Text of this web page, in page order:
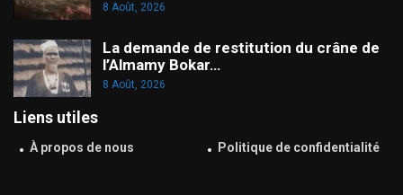
8 Août, 2026
La demande de restitution du crâne de
l’Almamy Bokar…
8 Août, 2026
Liens utiles
À propos de nous Politique de confidentialité